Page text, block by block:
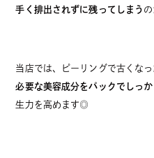
手く排出されずに残ってしまう
当店では、ピーリングで古くな
必要な美容成分をパックでしっか
生力を高めます◎